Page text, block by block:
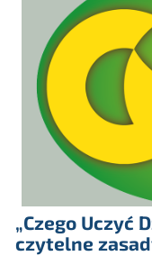
„Czego Uczyć
czytelne